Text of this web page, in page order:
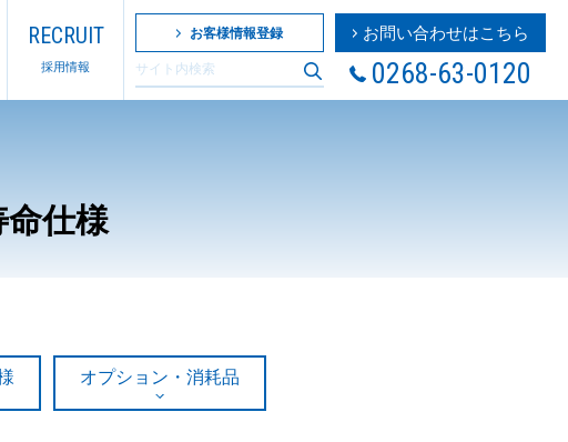
RECRUIT
採用情報
お客様情報登録 お問い合わせはこちら
0268-63-0120
仕様
オプション・消耗品